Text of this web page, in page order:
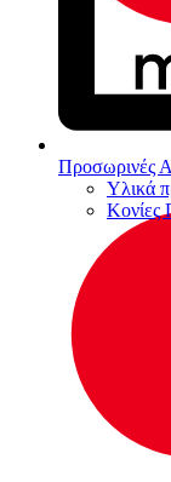
Προσωρινές
Υλικά
Κονίες